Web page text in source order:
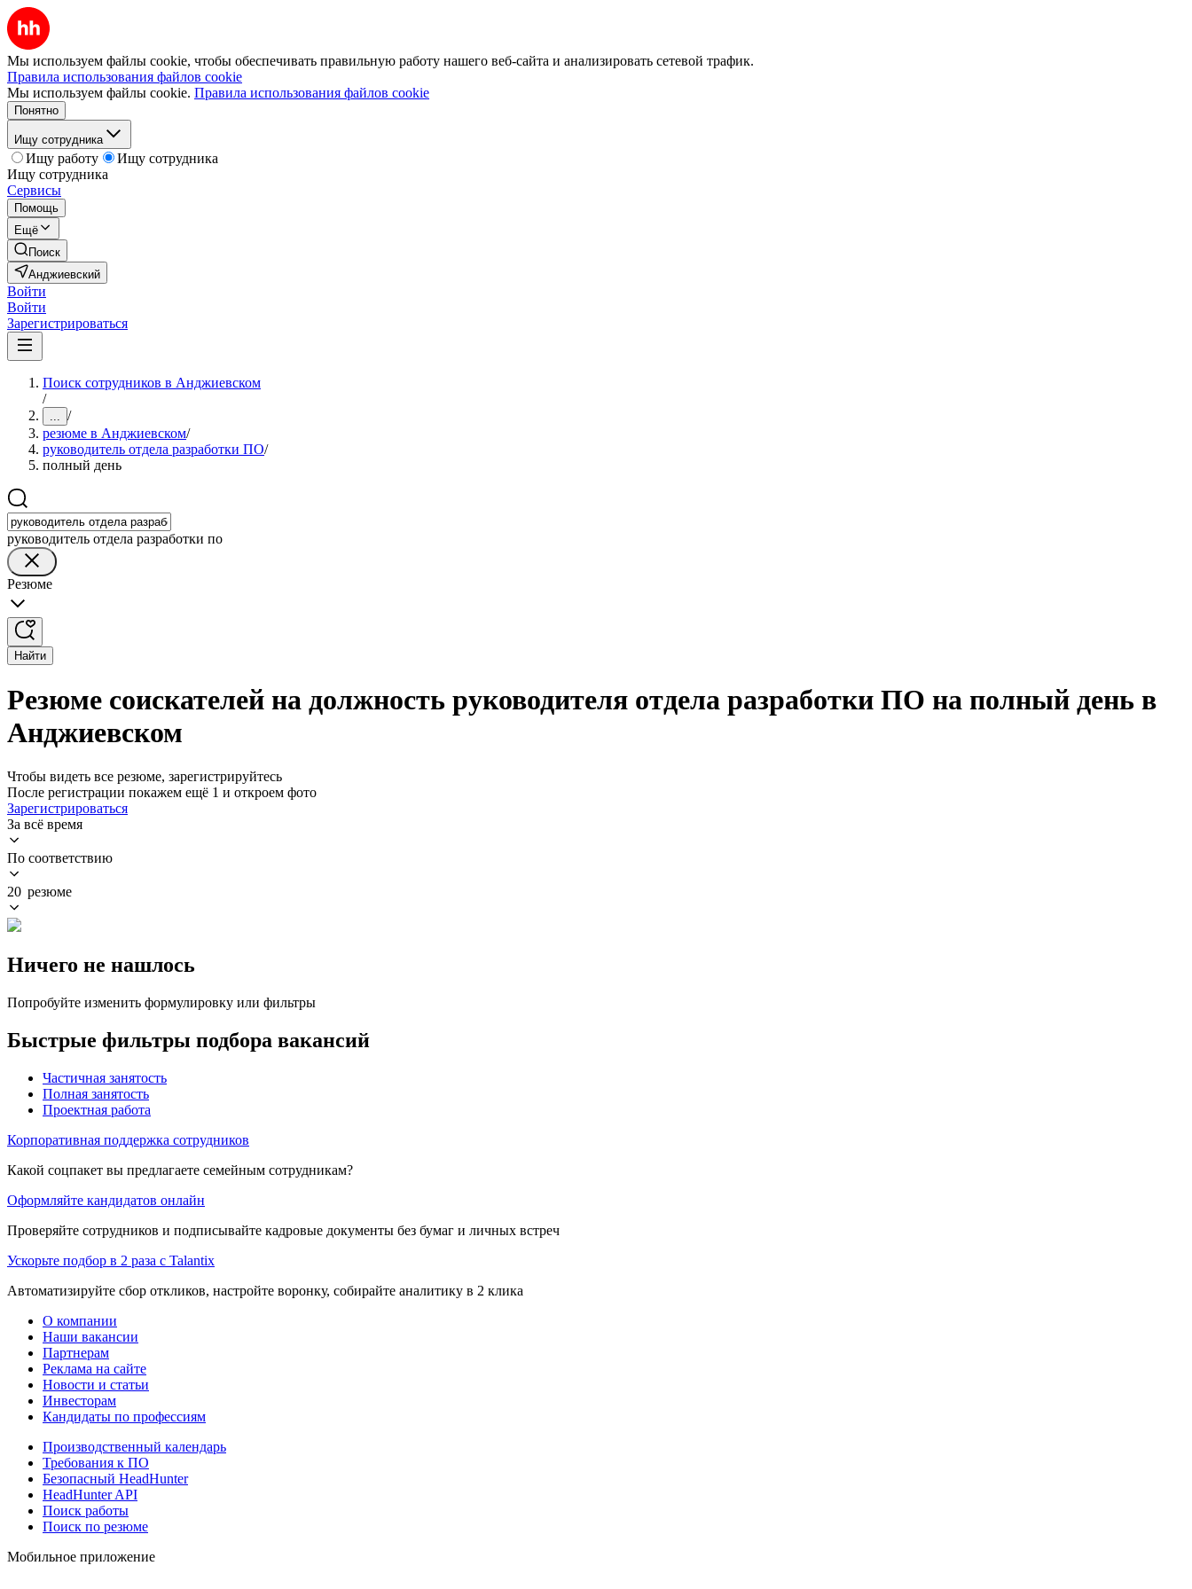
Мы используем файлы cookie, чтобы обеспечивать правильную работу нашего веб-сайта и анализировать сетевой трафик.
Правила использования файлов cookie
Мы используем файлы cookie. Правила использования файлов cookie
Понятно
Ищу сотрудника
Ищу работу
Ищу сотрудника
Ищу сотрудника
Сервисы
Помощь
Ещё
Поиск
Анджиевский
Войти
Войти
Зарегистрироваться
Поиск сотрудников в Анджиевском
/
... /
резюме в Анджиевском/
руководитель отдела разработки ПО/
полный день
руководитель отдела разработки по
Резюме
Найти
Резюме соискателей на должность руководителя отдела разработки ПО на полный день в
Анджиевском
Чтобы видеть все резюме, зарегистрируйтесь
После регистрации покажем ещё 1 и откроем фото
Зарегистрироваться
За всё время
По соответствию
20 резюме
Ничего не нашлось
Попробуйте изменить формулировку или фильтры
Быстрые фильтры подбора вакансий
Частичная занятость
Полная занятость
Проектная работа
Корпоративная поддержка сотрудников
Какой соцпакет вы предлагаете семейным сотрудникам?
Оформляйте кандидатов онлайн
Проверяйте сотрудников и подписывайте кадровые документы без бумаг и личных встреч
Ускорьте подбор в 2 раза с Talantix
Автоматизируйте сбор откликов, настройте воронку, собирайте аналитику в 2 клика
О компании
Наши вакансии
Партнерам
Реклама на сайте
Новости и статьи
Инвесторам
Кандидаты по профессиям
Производственный календарь
Требования к ПО
Безопасный HeadHunter
HeadHunter API
Поиск работы
Поиск по резюме
Мобильное приложение